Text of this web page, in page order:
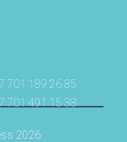
701 189 26 85
701 491 15 38
2026